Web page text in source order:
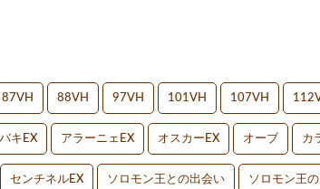
87VH 88VH 97VH 101VH 107VH
キEX アラーニェEX オスカーEX オーブ カ
センチネルEX ソロモン王との出会い ソロモン王